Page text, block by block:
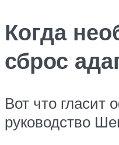
Когда
сброс
Вот что гласит
руководство